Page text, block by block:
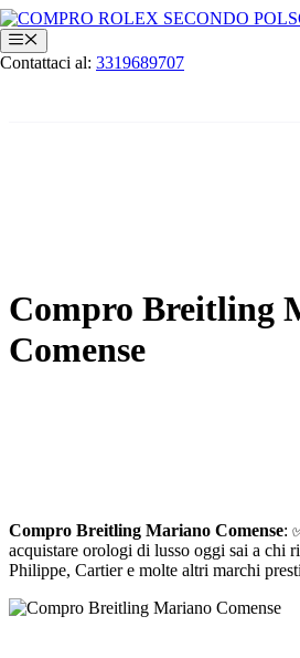
Vai
al
contenuto
Menu
Contattaci al: 3319689707
Compro Breitling
Comense
Compro Breitling Mariano Comense:
acquistare orologi di lusso oggi sai a chi
Philippe, Cartier e molte altri marchi